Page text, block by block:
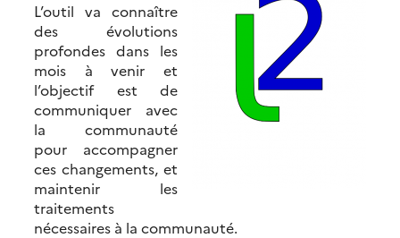
L’outil va connaître
des évolutions
profondes dans les
mois à venir et
l’objectif est de
communiquer avec
la communauté
pour accompagner
ces changements, et
maintenir les
traitements
nécessaires à la communauté.